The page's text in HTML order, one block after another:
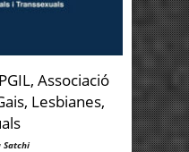
Associació
Lesbianes,
Satchi